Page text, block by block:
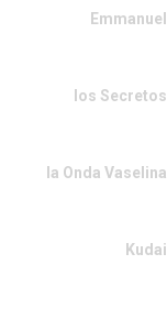
Emmanuel
los Secretos
la Onda Vaselina
Kudai